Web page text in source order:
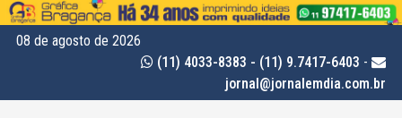
08 de agosto de 2026
(11) 4033-8383 - (11) 9.7417-6403 -
jornal@jornalemdia.com.br